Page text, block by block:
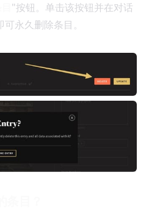
"按钮。单击该按钮并在对话
永久删除条目。